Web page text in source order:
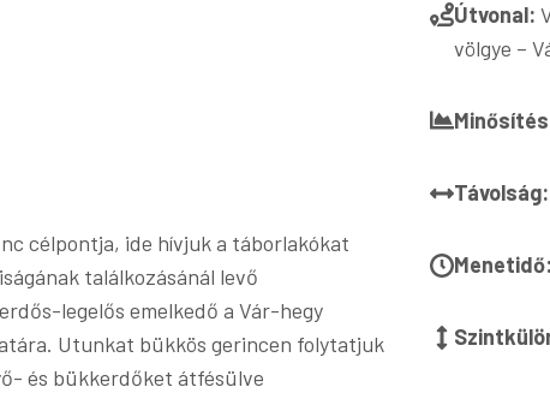
célpontja, ide hívjuk a táborlakókat
találkozásánál levő
legelős emelkedő a Vár-hegy
Utunkat bükkös gerincen folytatjuk
és bükkerdőket átfésülve
Útvonal:
völgye –
Távolság:
Menetidő: